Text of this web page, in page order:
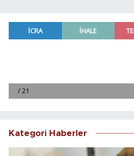
Kategori Haberler